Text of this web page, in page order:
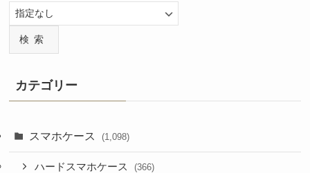
検索
カテゴリー
スマホケース (1,098)
ハードスマホケース (366)